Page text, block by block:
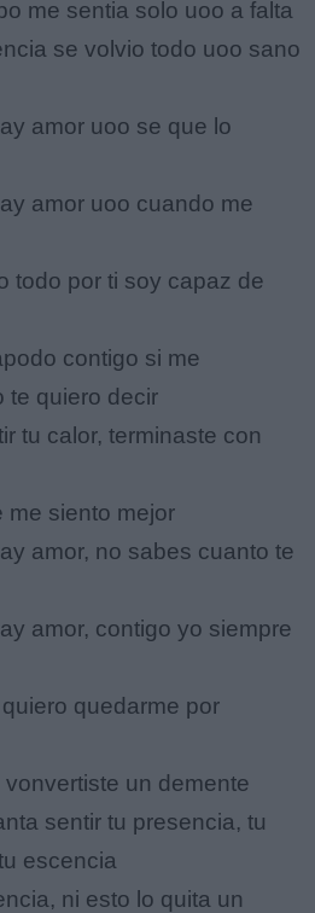
me sentia solo uoo a falta
se volvio todo uoo sano
amor uoo se que lo
amor uoo cuando me
todo por ti soy capaz de
contigo si me
te quiero decir
tu calor, terminaste con
me siento mejor
amor, no sabes cuanto te
amor, contigo yo siempre
quedarme por
un demente
sentir tu presencia, tu
escencia
ni esto lo quita un